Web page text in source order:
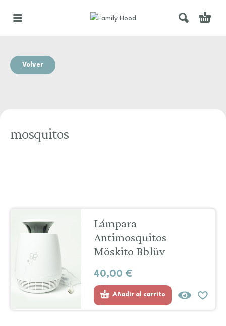
Volver
mosquitos
Lámpara
Antimosquitos
Möskito Bblüv
40,00 €
Añadir al carrito